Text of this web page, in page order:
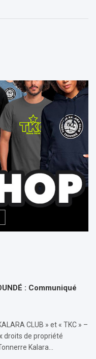
: Communiqué
CLUB » et « TKC » –
droits de propriété
Kalara…